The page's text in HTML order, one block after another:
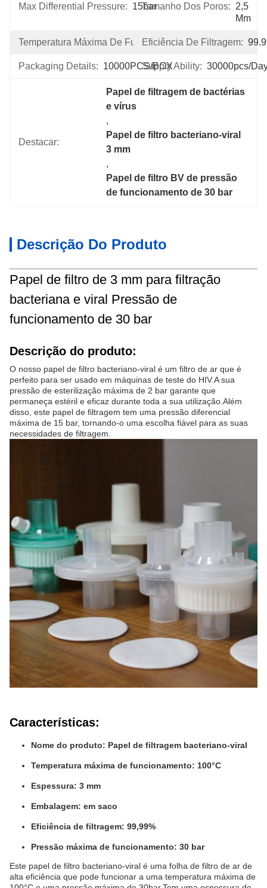
Max Differential Pressure: 15bar
Tamanho Dos Poros: 2,5
Μm
Temperatura Máxima De Funcionamento: 100℃
Eficiência De Filtragem:
Packaging Details: 10000PCS/BOXSupply Ability: 30000pcs/
Destacar:
Papel de filtragem de bactérias
e vírus
,
Papel de filtro bacteriano-viral
3 mm
,
Papel de filtro BV de pressão
de funcionamento de 30 bar
Descrição Do Produto
Papel de filtro de 3 mm para filtração
bacteriana e viral Pressão de
funcionamento de 30 bar
Descrição do produto:
O nosso papel de filtro bacteriano-viral é um filtro de ar que é
perfeito para ser usado em máquinas de teste do HIV.A sua
pressão de esterilização máxima de 2 bar garante que
permaneça estéril e eficaz durante toda a sua utilização.Além
disso, este papel de filtragem tem uma pressão diferencial
máxima de 15 bar, tornando-o uma escolha fiável para as suas
necessidades de filtragem.
Características:
Nome do produto: Papel de filtragem bacteriano-viral
Temperatura máxima de funcionamento: 100°C
Espessura: 3 mm
Embalagem: em saco
Eficiência de filtragem: 99,99%
Pressão máxima de funcionamento: 30 bar
Este papel de filtro bacteriano-viral é uma folha de filtro de ar de
alta eficiência que pode funcionar a uma temperatura máxima de